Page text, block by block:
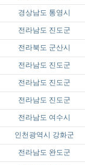
경상남도 통영시
전라남도 진도군
전라북도 군산시
전라남도 진도군
전라남도 진도군
전라남도 진도군
전라남도 여수시
인천광역시 강화군
전라남도 완도군